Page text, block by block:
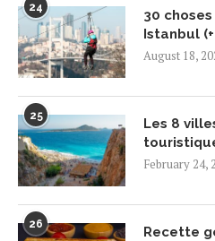
24
30
Istanbul
August 18,
25
Les 8
February 24,
26
Recette